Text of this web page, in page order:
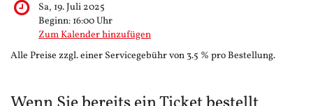
Sa, 19. Juli 2025
Beginn: 16:00Uhr
Zum Kalender hinzufügen
Alle Preise zzgl. einer Servicegebühr von 3.5 % pro Bestellung.